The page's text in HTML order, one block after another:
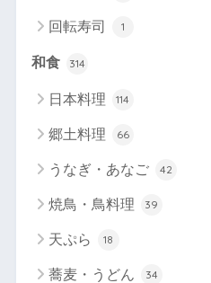
回転寿司 1
和食 314
日本料理 114
郷土料理 66
うなぎ・あなご 42
焼鳥・鳥料理 39
天ぷら 18
蕎麦・うどん 34